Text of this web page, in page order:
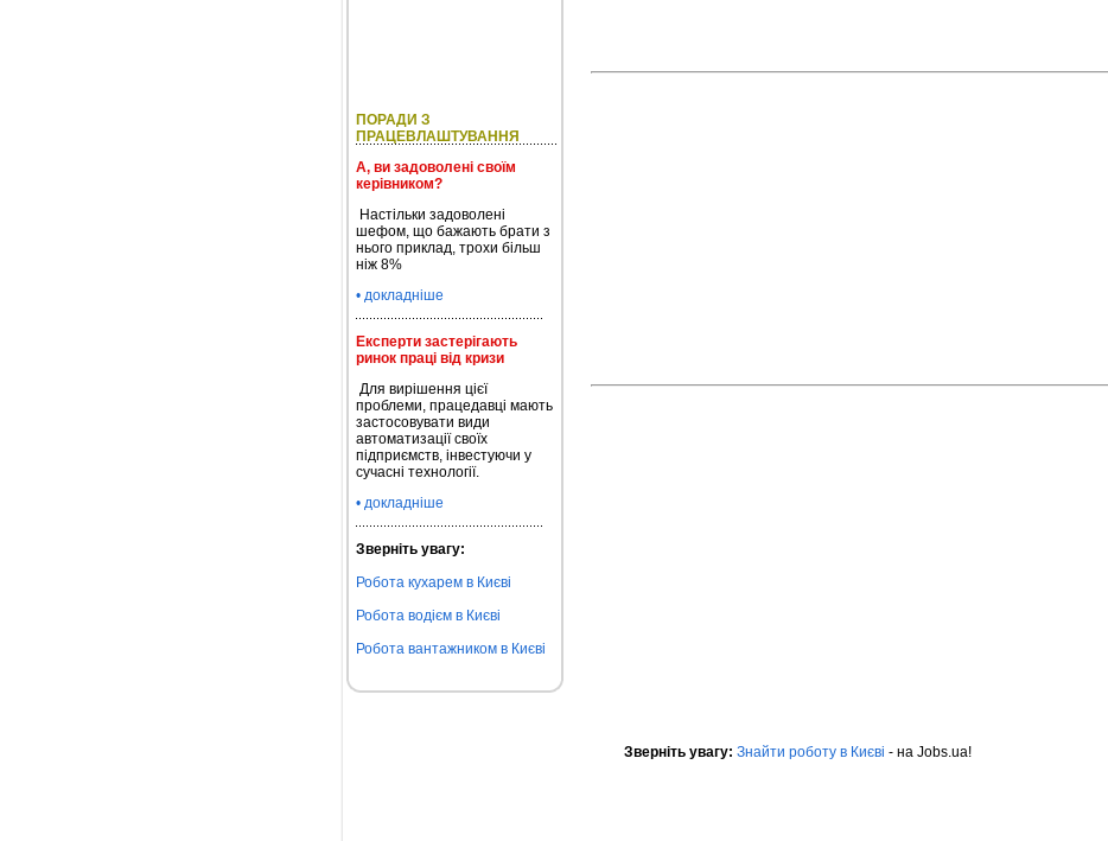
ПОРАДИ З
ПРАЦЕВЛАШТУВАННЯ
А, ви задоволені своїм
керівником?
Настільки задоволені
шефом, що бажають брати з
нього приклад, трохи більш
ніж 8%
• докладніше
Експерти застерігають
ринок праці від кризи
Для вирішення цієї
проблеми, працедавці мають
застосовувати види
автоматизації своїх
підприємств, інвестуючи у
сучасні технології.
• докладніше
Зверніть увагу:
Робота кухарем в Києві
Робота водієм в Києві
Робота вантажником в Києві
Зверніть увагу: Знайти роботу в Києві - на Jobs.ua!